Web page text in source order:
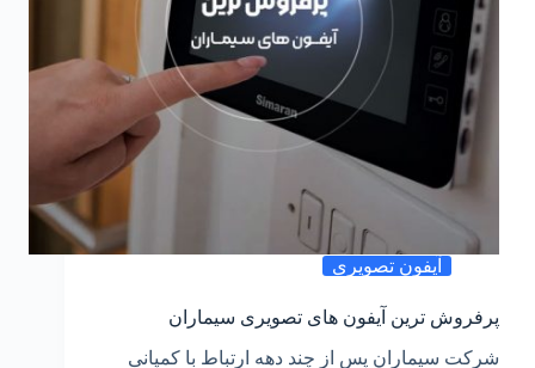
آیفون تصویری
پرفروش ترین آیفون های تصویری سیماران
شرکت سیماران پس از چند دهه ارتباط با کمپانی